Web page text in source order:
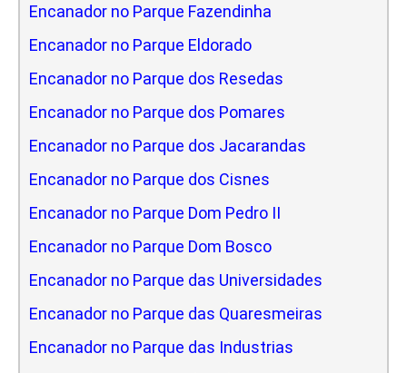
Encanador no Parque Fazendinha
Encanador no Parque Eldorado
Encanador no Parque dos Resedas
Encanador no Parque dos Pomares
Encanador no Parque dos Jacarandas
Encanador no Parque dos Cisnes
Encanador no Parque Dom Pedro II
Encanador no Parque Dom Bosco
Encanador no Parque das Universidades
Encanador no Parque das Quaresmeiras
Encanador no Parque das Industrias